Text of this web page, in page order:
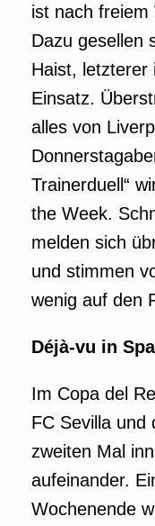
ist nach freiem
Dazu gesellen
Haist, letzterer
Einsatz.
alles von
Trainerduell“
the Week.
melden sich
und stimmen
wenig auf den
Déjà-vu in
Im Copa del
FC Sevilla und
zweiten Mal
aufeinander.
Wochenende